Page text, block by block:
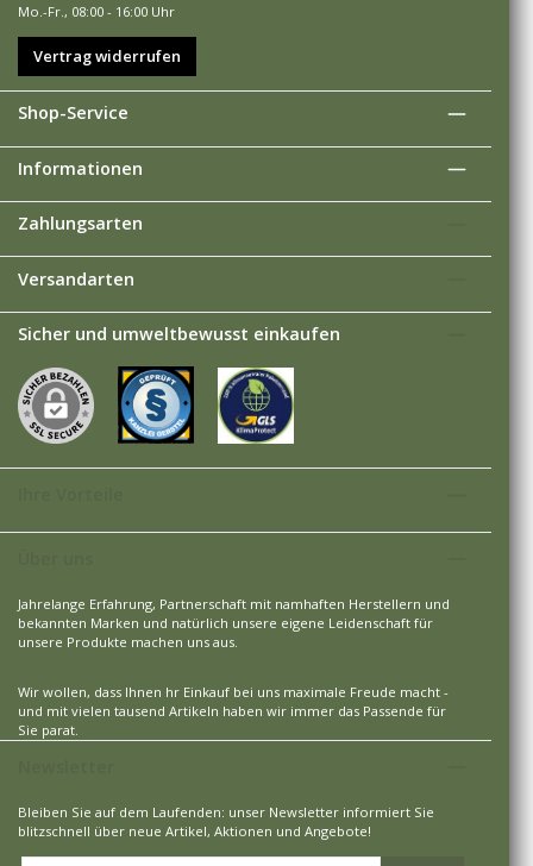
Mo.-Fr., 08:00 - 16:00 Uhr
Vertrag widerrufen
Shop-Service
Informationen
Zahlungsarten
Versandarten
Sicher und umweltbewusst einkaufen
Jahrelange Erfahrung, Partnerschaft mit namhaften Herstellern und
bekannten Marken und natürlich unsere eigene Leidenschaft für
unsere Produkte machen uns aus.
Wir wollen, dass Ihnen hr Einkauf bei uns maximale Freude macht -
und mit vielen tausend Artikeln haben wir immer das Passende für
Sie parat.
Bleiben Sie auf dem Laufenden: unser Newsletter informiert Sie
blitzschnell über neue Artikel, Aktionen und Angebote!